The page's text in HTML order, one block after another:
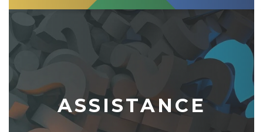
ASSISTANCE